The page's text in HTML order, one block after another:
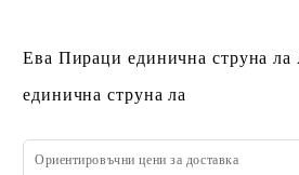
Ева Пираци единична струна ла
единична струна ла
Ориентировъчни цени за доставка